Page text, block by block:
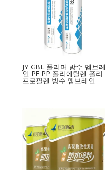
JY-GBL 폴리머 방수 멤브레
인 PE PP 폴리에틸렌 폴리
프로필렌 방수 멤브레인